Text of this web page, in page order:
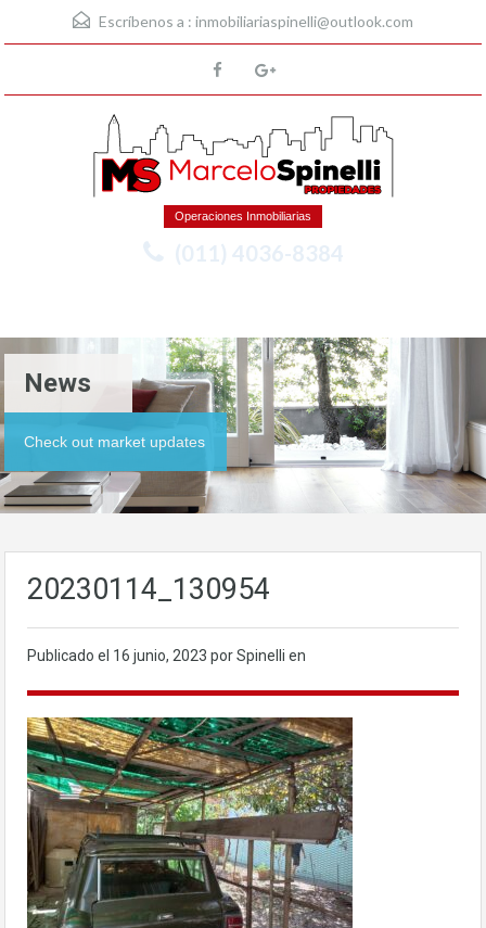
Escríbenos a : inmobiliariaspinelli@outlook.com
Operaciones Inmobiliarias
(011) 4036-8384
News
Check out market updates
20230114_130954
Publicado el 16 junio, 2023 por Spinelli en